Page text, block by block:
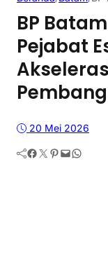
BP
Pejabat
20 Mei 2026
Facebook Twitter Pinterest Mail WhatsApp